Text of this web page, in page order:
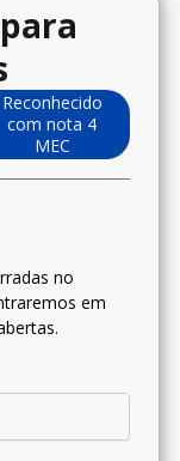
Reconhecido
com nota 4
MEC
no
em